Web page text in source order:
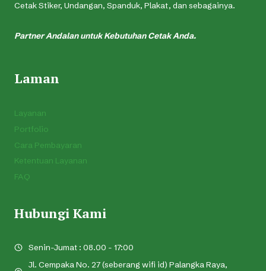
Cetak Stiker, Undangan, Spanduk, Plakat, dan sebagainya.
Partner Andalan untuk Kebutuhan Cetak Anda.
Laman
Layanan
Portfolio
Cara Pembayaran
Ketentuan Layanan
FAQ
Hubungi Kami
Senin-Jumat : 08.00 - 17:00
Jl. Cempaka No. 27 (seberang wifi id) Palangka Raya,